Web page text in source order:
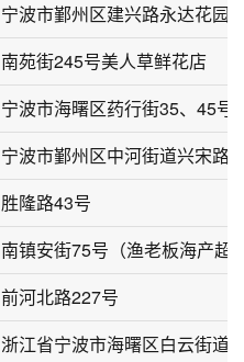
宁波市鄞州区建兴路永达花园
南苑街245号美人草鲜花店
宁波市海曙区药行街35、45号
胜隆路43号
南镇安街75号（渔老板海产超
前河北路227号